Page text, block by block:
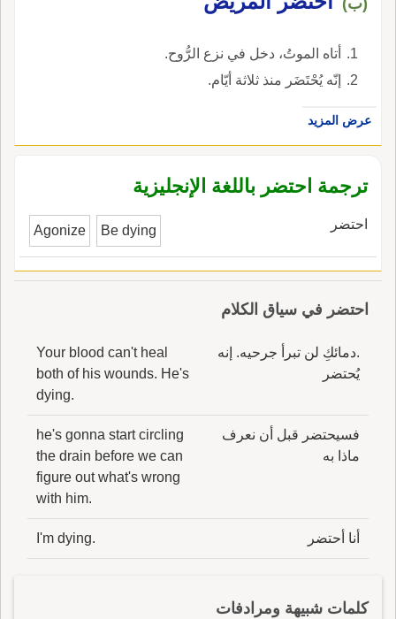
أتاه الموتُ، دخل في نزع الرُّوح.
إنّه يُحْتَضَر منذ ثلاثة أيّام.
عرض المزيد
ترجمة احتضر باللغة الإنجليزية
احتضر Agonize Be dying
احتضر في سياق الكلام
.دمائكِ لن تبرأ جرحيه. إنه
يُحتضر
Your blood can't heal
both of his wounds. He's
dying.
فسيحتضر قبل أن نعرف
ماذا به
he's gonna start circling
the drain before we can
figure out what's wrong
with him.
أنا أحتضر I'm dying.
كلمات شبيهة ومرادفات